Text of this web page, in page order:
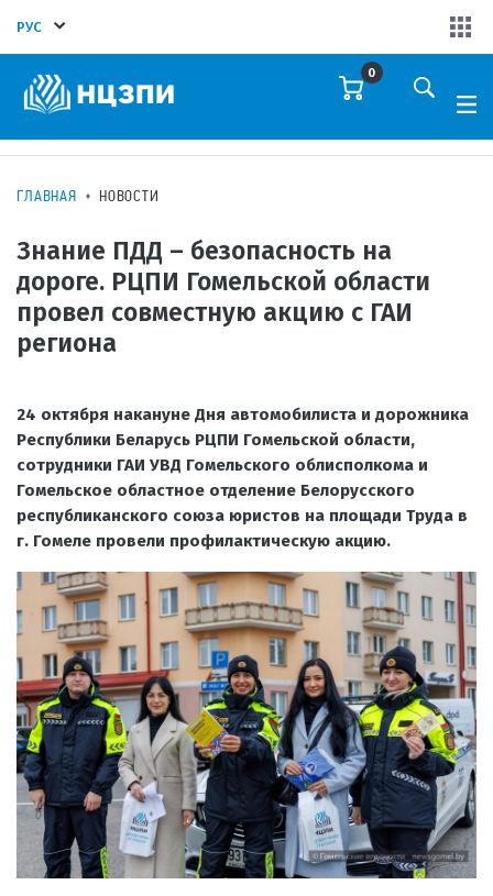
РУС
0
ГЛАВНАЯ НОВОСТИ
Знание ПДД – безопасность на
дороге. РЦПИ Гомельской области
провел совместную акцию с ГАИ
региона
24 октября накануне Дня автомобилиста и дорожника
Республики Беларусь РЦПИ Гомельской области,
сотрудники ГАИ УВД Гомельского облисполкома и
Гомельское областное отделение Белорусского
республиканского союза юристов на площади Труда в
г. Гомеле провели профилактическую акцию.